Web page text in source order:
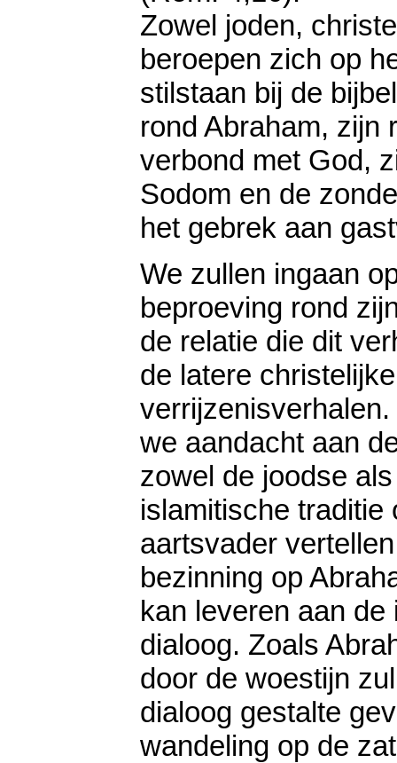
Zowel joden,
beroepen zich op
stilstaan bij de
rond Abraham, zijn
verbond met God,
Sodom en de
het gebrek aan
We zullen ingaan
beproeving rond
de relatie die dit
de latere christelijke
we aandacht aan
zowel de joodse
islamitische traditie
aartsvader
bezinning op
kan leveren aan de
dialoog. Zoals
door de woestijn
dialoog gestalte
wandeling op de